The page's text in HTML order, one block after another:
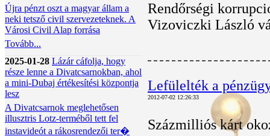
Újra pénzt oszt a magyar állam a
neki tetsző civil szervezeteknek. A
Városi Civil Alap forrása
Tovább...
2025-01-28 Lázár cáfolja, hogy
része lenne a Divatcsarnokban, ahol
a mini-Dubaj értékesítési központja
lesz
A Divatcsarnok meglehetősen
illusztris Lotz-terméből tett fel
instavideót a rákosrendezői ter�
Rendőrségi
Vizoviczki László
Lefülelték a
2012-07-02 12:26:33
Százmilliós kárt